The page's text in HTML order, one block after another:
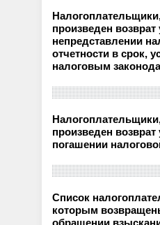
произведен
непредставлении
отчетности в срок,
налоговым
произведен
погашении
Список
которым
обращении